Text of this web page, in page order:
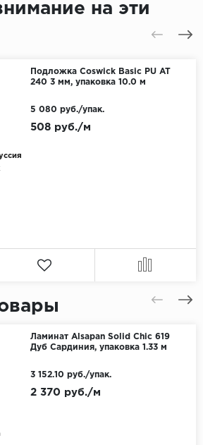
на эти
Подложка Coswick Basic PU AT
240 3 мм, упаковка 10.0 м
508 руб./м
5 080 руб./упак.
Ламинат Alsapan Solid Chic 619
Дуб Сардиния, упаковка 1.33 м
2 370 руб./м
3 152.10 руб./упак.